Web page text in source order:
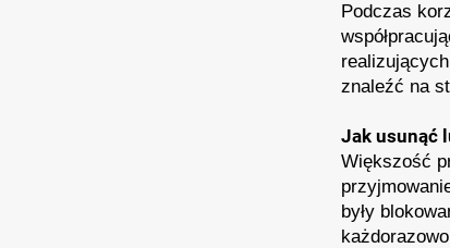
Podczas
znaleźć na
Jak usunąć
Większość
były